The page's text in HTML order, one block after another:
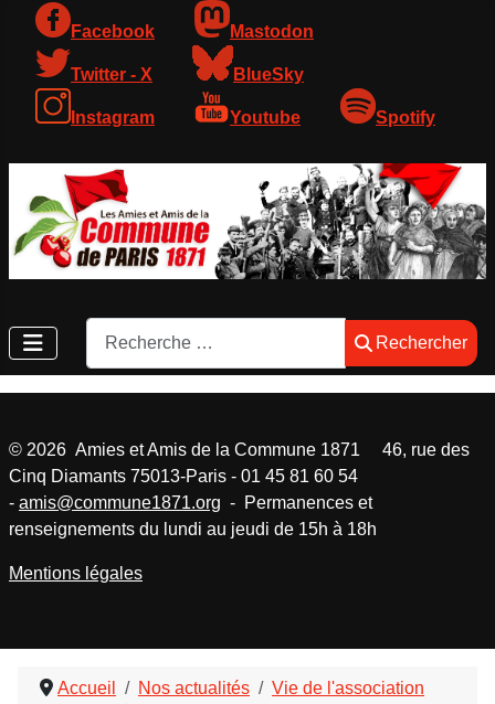
Facebook Mastodon
Twitter - X BlueSky
Instagram Youtube Spotify
Rechercher
Rechercher
Accueil Nos actualités
Vie de l'association
© 2026 Amies et Amis de la Commune 1871 46, rue des
Cinq Diamants 75013-Paris - 01 45 81 60 54
- amis@commune1871.org - Permanences et
renseignements du lundi au jeudi de 15h à 18h
Mentions légales